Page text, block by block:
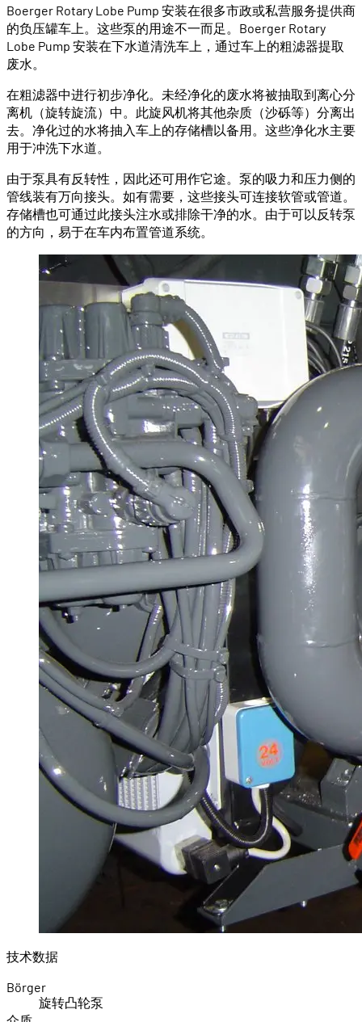
Boerger Rotary Lobe Pump 安装在很多市政或私营服务提供商
的负压罐车上。这些泵的用途不一而足。Boerger Rotary
Lobe Pump 安装在下水道清洗车上，通过车上的粗滤器提取
废水。
在粗滤器中进行初步净化。未经净化的废水将被抽取到离心分
离机（旋转旋流）中。此旋风机将其他杂质（沙砾等）分离出
去。净化过的水将抽入车上的存储槽以备用。这些净化水主要
用于冲洗下水道。
由于泵具有反转性，因此还可用作它途。泵的吸力和压力侧的
管线装有万向接头。如有需要，这些接头可连接软管或管道。
存储槽也可通过此接头注水或排除干净的水。由于可以反转泵
的方向，易于在车内布置管道系统。
技术数据
Börger
旋转凸轮泵